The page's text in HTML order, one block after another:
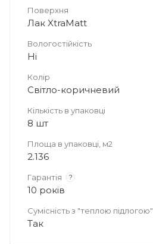
Поверхня
Лак XtraMatt
Вологостійкість
Ні
Колір
Світло-коричневий
Кількість в упаковці
8 шт
Площа в упаковці, м2
2.136
Гарантія ?
10 років
Сумісність з "теплою підлогою"
Так